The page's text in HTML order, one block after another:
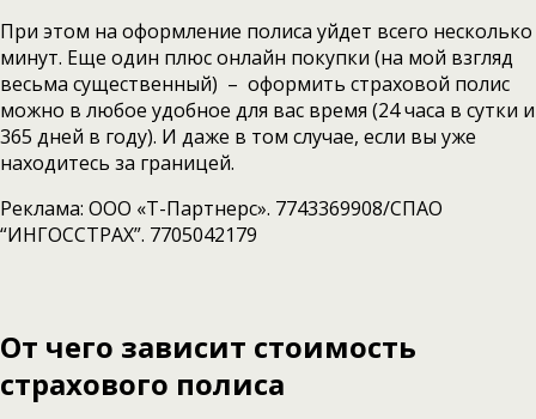
При этом на оформление полиса уйдет всего несколько
минут. Еще один плюс онлайн покупки (на мой взгляд
весьма существенный) – оформить страховой полис
можно в любое удобное для вас время (24 часа в сутки и
365 дней в году). И даже в том случае, если вы уже
находитесь за границей.
Реклама: ООО «Т-Партнерс». 7743369908/СПАО
“ИНГОССТРАХ”. 7705042179
От чего зависит стоимость
страхового полиса